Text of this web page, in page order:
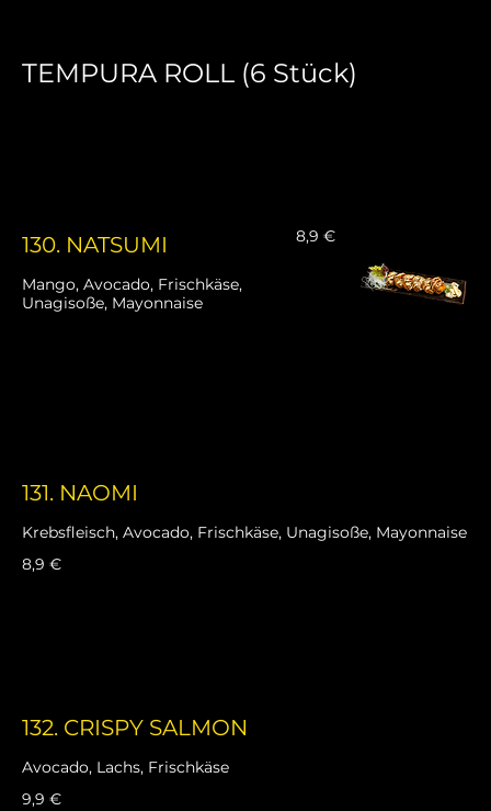
TEMPURA ROLL (6 Stück)
130. NATSUMI
Mango, Avocado, Frischkäse,
Unagisoße, Mayonnaise
8,9 €
131. NAOMI
Krebsfleisch, Avocado, Frischkäse, Unagisoße, Mayonnaise
8,9 €
132. CRISPY SALMON
Avocado, Lachs, Frischkäse
9,9 €